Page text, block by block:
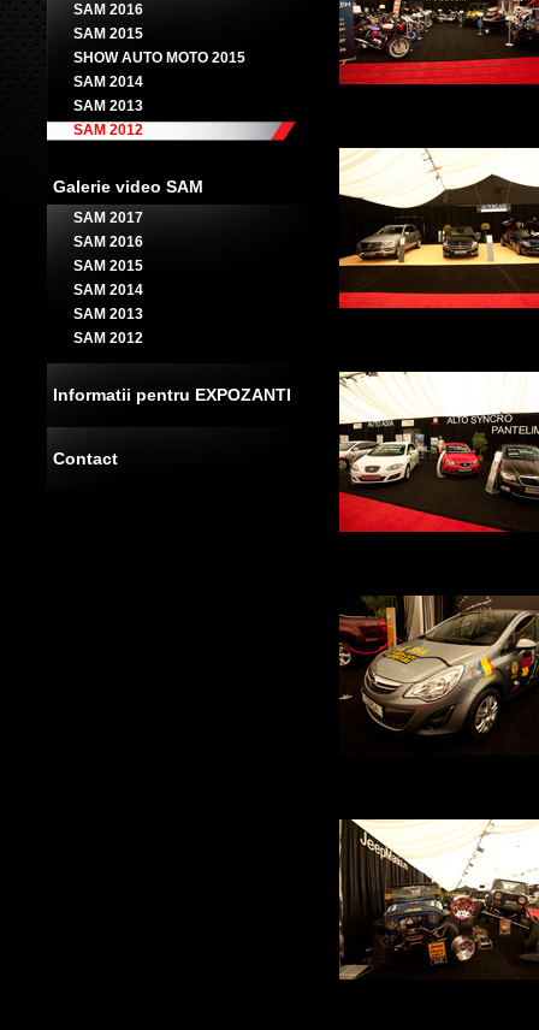
SAM 2016
SAM 2015
SHOW AUTO MOTO 2015
SAM 2014
SAM 2013
SAM 2012
Galerie video SAM
SAM 2017
SAM 2016
SAM 2015
SAM 2014
SAM 2013
SAM 2012
Informatii pentru EXPOZANTI
Contact